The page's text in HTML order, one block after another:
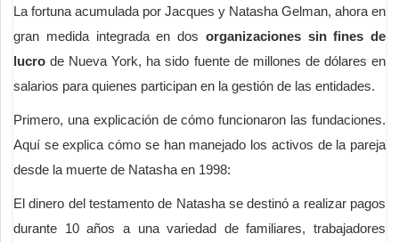
La fortuna acumulada por Jacques y Natasha Gelman, ahora en
gran medida integrada en dos organizaciones sin fines de
lucro de Nueva York, ha sido fuente de millones de dólares en
salarios para quienes participan en la gestión de las entidades.
Primero, una explicación de cómo funcionaron las fundaciones.
Aquí se explica cómo se han manejado los activos de la pareja
desde la muerte de Natasha en 1998:
El dinero del testamento de Natasha se destinó a realizar pagos
durante 10 años a una variedad de familiares, trabajadores